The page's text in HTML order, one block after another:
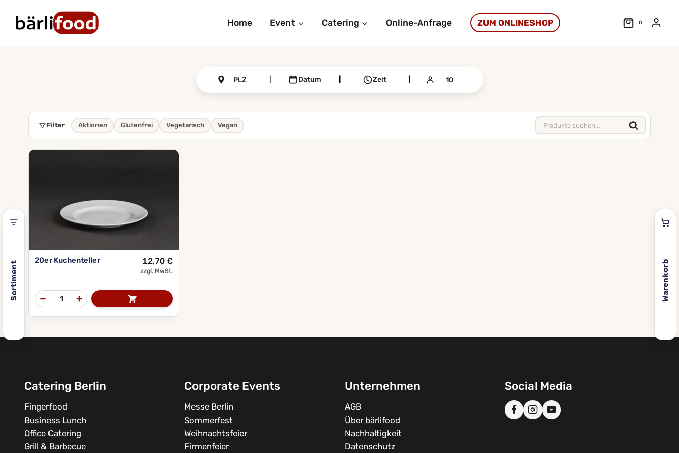
Inhalt
springen
Home Event Catering Online-Anfrage ZUM ONLINESHOP 0
Datum Zeit
Sortiment Warenkorb
Filter Aktionen Glutenfrei Vegetarisch Vegan
Suchen
nach:
20er Kuchenteller 12,70 €
zzgl. MwSt.
Catering Berlin
Fingerfood
Business Lunch
Office Catering
Grill & Barbecue
Corporate Events
Messe Berlin
Sommerfest
Weihnachtsfeier
Firmenfeier
Unternehmen
AGB
Über bärlifood
Nachhaltigkeit
Datenschutz
Social Media